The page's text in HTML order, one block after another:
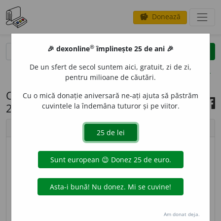
savings Donează
opțiuni
Cuvântul zilei, 2 septembrie
2022
imagine ©Andrea Homorodean
D, -OADĂ, nerozi, -oade, adj.,s. m.și
șif.(Persoană) care are mintea mărginită,
🎉 dexonline® împlinește 25 de ani 🎉
De un sfert de secol suntem aici, gratuit, zi de zi,
pentru milioane de căutări.
Cu o mică donație aniversară ne-ați ajuta să păstrăm
cuvintele la îndemâna tuturor și pe viitor.
Am donat deja.